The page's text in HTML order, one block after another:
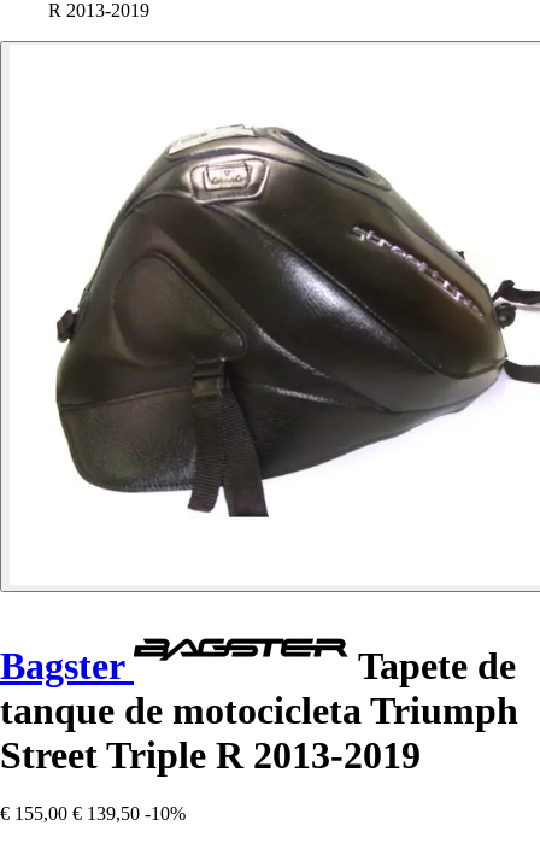
R 2013-2019
Bagster
Tapete de
tanque de motocicleta Triumph
Street Triple R 2013-2019
€ 155,00 € 139,50 -10%